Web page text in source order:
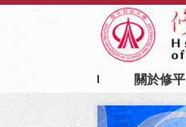
主
塊
:::
關於修平
:::